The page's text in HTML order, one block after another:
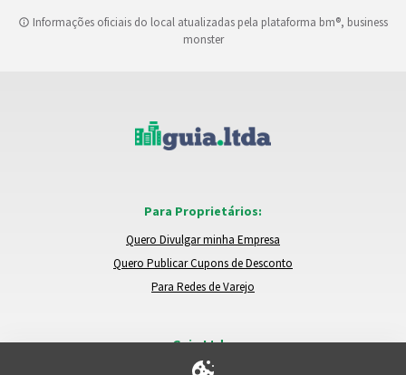
Informações oficiais do local atualizadas pela plataforma bm®, business
monster
Para Proprietários:
Quero Divulgar minha Empresa
Quero Publicar Cupons de Desconto
Para Redes de Varejo
Guia.Ltda: